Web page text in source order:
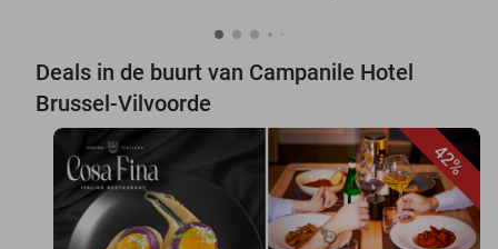
Deals in de buurt van Campanile Hotel
Brussel-Vilvoorde
42%